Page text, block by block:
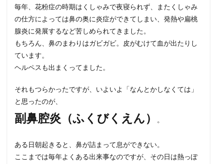
注意
（シ
ュ
ア）
7
■シ
ュア
の価
格
8
疫療
法の
毎年、花粉症の時期はくしゃみで夜寝られず、またくしゃみ
の仕方によっては鼻の奥に炎症ができてしまい、発熱や扁桃
腺炎に発展するなど苦しめられてきました。
もちろん、鼻のまわりはガビガビ。皮がむけて血が出たりし
ています。
ヘルペスも出まくってました。
それもつらかったですが、いよいよ「なんとかしなくては」
と思ったのが、
副鼻腔炎（ふくびくえん） 。
ある日朝起きると、鼻が詰まって息ができない。
ここまでは毎年よくある出来事なのですが、その日は熱っぽ